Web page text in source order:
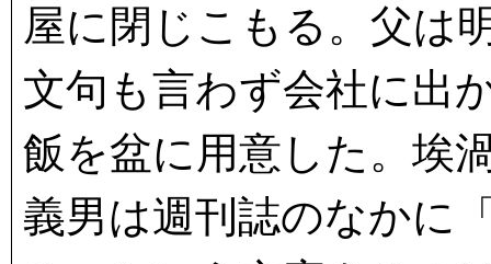
屋に閉じこもる。父は
文句も言わず会社に出
飯を盆に用意した。埃
義男は週刊誌のなかに